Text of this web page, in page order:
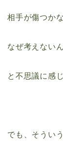
相手が傷つか
なぜ考えない
と不思議に感
でも、そうい